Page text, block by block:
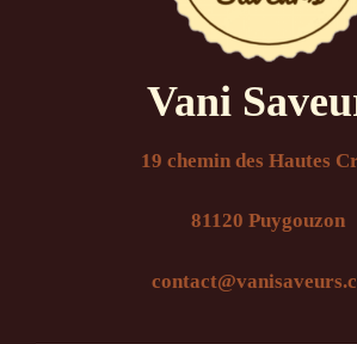
Vani
19 chemin des Hautes
81120 Puygouzon